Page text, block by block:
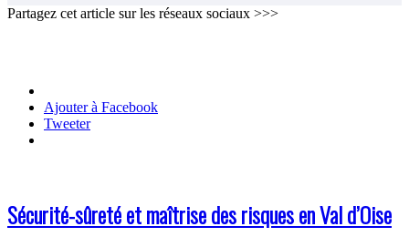
Partagez cet article sur les réseaux sociaux >>>
Ajouter à Facebook
Tweeter
Sécurité-sûreté et maîtrise des risques en Val d’Oise